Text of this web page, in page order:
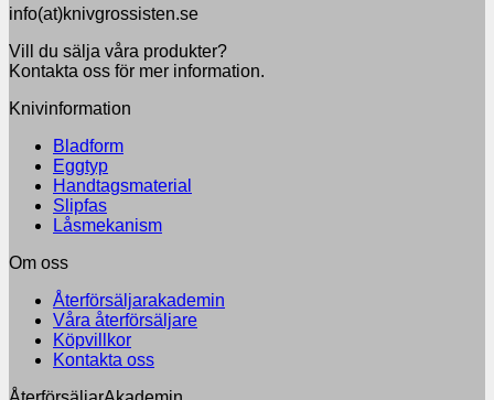
info(at)knivgrossisten.se
Vill du sälja våra produkter?
Kontakta oss för mer information.
Knivinformation
Bladform
Eggtyp
Handtagsmaterial
Slipfas
Låsmekanism
Om oss
Återförsäljarakademin
Våra återförsäljare
Köpvillkor
Kontakta oss